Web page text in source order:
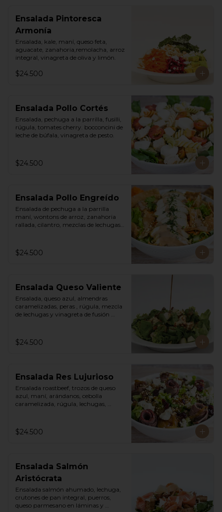
Ensalada Pintoresca
Armonía
Ensalada, kale, maní, queso feta,
aguacate, zanahoria,remolacha, arroz
integral, vinagreta de oliva y limón.
$24.500
Ensalada Pollo Cortés
Ensalada, pechuga a la parrilla, fusilli,
rúgula, tomates cherry. bocconcini de
leche de búfala, vinagreta de pesto.
$24.500
Ensalada Pollo Engreído
Ensalada de pechuga a la parrilla
maní, wontons de arroz, zanahoria
rallada, cilantro, mezclas de lechugas,
$24.500
Ensalada Queso Valiente
Ensalada, queso azul, almendras
caramelizadas, peras , rúgula, mezcla
de lechugas y vinagreta de fusión
$24.500
Ensalada Res Lujurioso
Ensalada roastbeef, trozos de queso
azul, maní, arándanos, cebolla
caramelizada, rúgula, lechugas,
$24.500
Ensalada Salmón
Aristócrata
Ensalada salmón ahumado, lechuga,
crutones de pan integral, puerros,
queso parmesano en láminas y